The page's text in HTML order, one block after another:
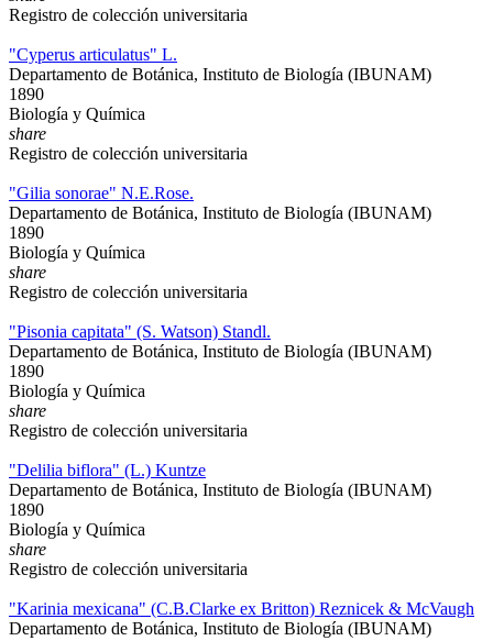
Registro de colección universitaria
"Cyperus articulatus" L.
Departamento de Botánica, Instituto de Biología (IBUNAM)
1890
Biología y Química
share
Registro de colección universitaria
"Gilia sonorae" N.E.Rose.
Departamento de Botánica, Instituto de Biología (IBUNAM)
1890
Biología y Química
share
Registro de colección universitaria
"Pisonia capitata" (S. Watson) Standl.
Departamento de Botánica, Instituto de Biología (IBUNAM)
1890
Biología y Química
share
Registro de colección universitaria
"Delilia biflora" (L.) Kuntze
Departamento de Botánica, Instituto de Biología (IBUNAM)
1890
Biología y Química
share
Registro de colección universitaria
"Karinia mexicana" (C.B.Clarke ex Britton) Reznicek & McVaugh
Departamento de Botánica, Instituto de Biología (IBUNAM)